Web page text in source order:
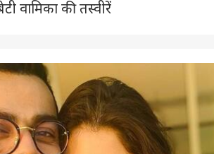
वामिका की तस्वीरें